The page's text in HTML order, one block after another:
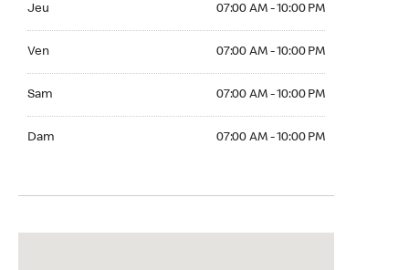
Jeu 07:00 AM - 10:00 PM
Ven 07:00 AM - 10:00 PM
Sam 07:00 AM - 10:00 PM
Dam 07:00 AM - 10:00 PM